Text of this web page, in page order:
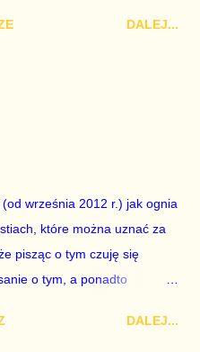
znajdował się w
zapowiedział, że złoży do
które miałoby odbyć
partie opozycyjne. Jeśli w
głosować zgodnie z wolą
człowieka i
demokraty jest takie
DALEJ...
września 2012 r.) jak ognia
które można uznać za
pisząc o tym czuję się
o tym, a ponadto
powinna od kwestii
DALEJ...